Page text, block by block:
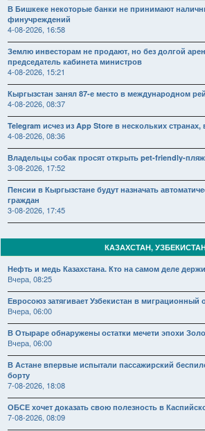
В Бишкеке некоторые банки не принимают
финучреждений
4-08-2026, 16:58
Землю инвесторам не продают, но без долгой
председатель кабинета министров
4-08-2026, 15:21
Кыргызстан занял 87-е место в международном
4-08-2026, 08:37
Telegram исчез из App Store в нескольких
4-08-2026, 08:36
Владельцы собак просят открыть pet-friendly-
3-08-2026, 17:52
Пенсии в Кыргызстане будут назначать
граждан
3-08-2026, 17:45
КАЗАХСТАН,
Нефть и медь Казахстана. Кто на самом деле
Вчера, 08:25
Евросоюз затягивает Узбекистан в миграционный
Вчера, 06:00
В Отыраре обнаружены остатки мечети эпохи
Вчера, 06:00
В Астане впервые испытали пассажирский
борту
7-08-2026, 18:08
ОБСЕ хочет доказать свою полезность в
7-08-2026, 08:09